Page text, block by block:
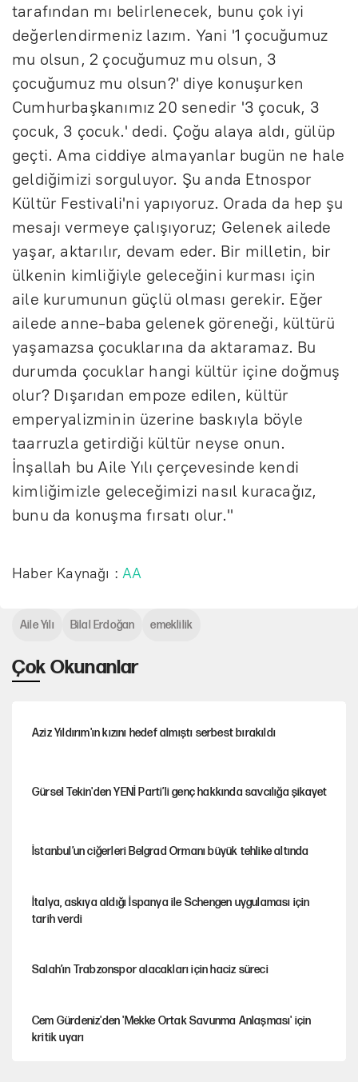
tarafından mı belirlenecek, bunu çok iyi
değerlendirmeniz lazım. Yani '1 çocuğumuz
mu olsun, 2 çocuğumuz mu olsun, 3
çocuğumuz mu olsun?' diye konuşurken
Cumhurbaşkanımız 20 senedir '3 çocuk, 3
çocuk, 3 çocuk.' dedi. Çoğu alaya aldı, gülüp
geçti. Ama ciddiye almayanlar bugün ne hale
geldiğimizi sorguluyor. Şu anda Etnospor
Kültür Festivali'ni yapıyoruz. Orada da hep şu
mesajı vermeye çalışıyoruz; Gelenek ailede
yaşar, aktarılır, devam eder. Bir milletin, bir
ülkenin kimliğiyle geleceğini kurması için
aile kurumunun güçlü olması gerekir. Eğer
ailede anne-baba gelenek göreneği, kültürü
yaşamazsa çocuklarına da aktaramaz. Bu
durumda çocuklar hangi kültür içine doğmuş
olur? Dışarıdan empoze edilen, kültür
emperyalizminin üzerine baskıyla böyle
taarruzla getirdiği kültür neyse onun.
İnşallah bu Aile Yılı çerçevesinde kendi
kimliğimizle geleceğimizi nasıl kuracağız,
bunu da konuşma fırsatı olur."
Haber Kaynağı :AA
Çok Okunanlar
Aziz Yıldırım'ın kızını hedef almıştı serbest bırakıldı
Gürsel Tekin'den YENİ Parti’li genç hakkında savcılığa şikayet
İstanbul’un ciğerleri Belgrad Ormanı büyük tehlike altında
İtalya, askıya aldığı İspanya ile Schengen uygulaması için
tarih verdi
Salah’ın Trabzonspor alacakları için haciz süreci
Cem Gürdeniz'den 'Mekke Ortak Savunma Anlaşması' için
kritik uyarı
Aile Yılı Bilal Erdoğan emeklilik